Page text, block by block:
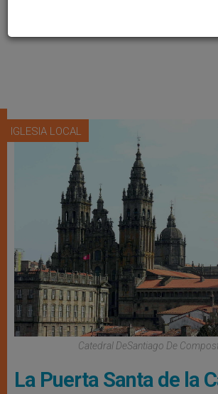
IGLESIA LOCAL
Catedral DeSantiago De
La Puerta Santa de la